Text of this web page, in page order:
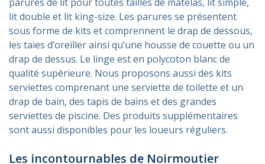
lit double et lit king-size. Les parures se présentent
sous forme de kits et comprennent le drap de dessous,
les taies d’oreiller ainsi qu’une housse de couette ou un
drap de dessus. Le linge est en polycoton blanc de
qualité supérieure. Nous proposons aussi des kits
serviettes comprenant une serviette de toilette et un
drap de bain, des tapis de bains et des grandes
serviettes de piscine. Des produits supplémentaires
sont aussi disponibles pour les loueurs réguliers.
Les incontournables de Noirmoutier